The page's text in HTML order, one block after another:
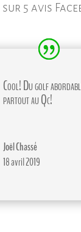
sur 5 avis
Cool! Du golf
partout au Qc!
Joël Chassé
18 avril 2019